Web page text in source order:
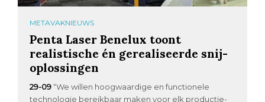
METAVAKNIEUWS
Penta Laser Benelux toont
realistische én gerealiseerde snij-
oplossingen
29-09 “We willen hoogwaardige en functionele
technologie bereikbaar maken voor elk productie-